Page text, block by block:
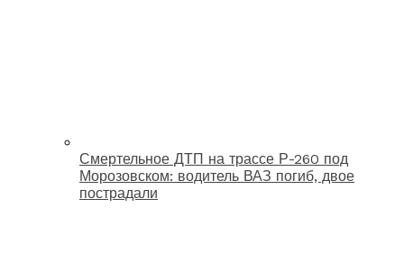
Смертельное ДТП на трассе Р-260 под
Морозовском: водитель ВАЗ погиб, двое
пострадали